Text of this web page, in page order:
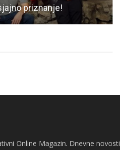
priznanje!
Online Magazin. Dnevne novosti